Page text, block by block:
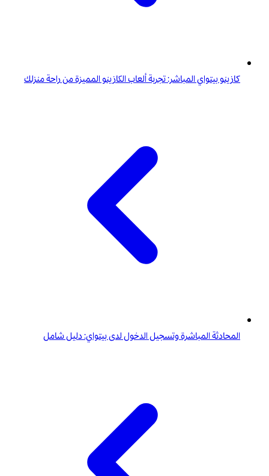
كازينو بيتواي المباشر: تجربة ألعاب الكازينو المميزة من راحة منزلك
المحادثة المباشرة وتسجيل الدخول لدى بيتواي: دليل شامل